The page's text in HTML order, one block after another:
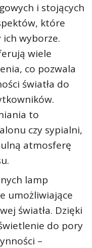
i stojących
które
wyborze.
wiele
co pozwala
światła do
to
czy sypialni,
atmosferę
lamp
umożliwiające
światła. Dzięki
do pory
–